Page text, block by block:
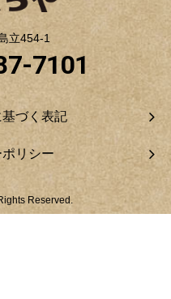
立454-1
7101
づく表記
リシー
Reserved.